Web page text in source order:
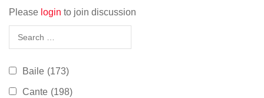
Please login to join discussion
Baile (173)
Cante (198)